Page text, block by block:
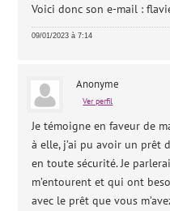
Voici donc son e-mail :
09/01/2023 à 7:14
Anonyme
Ver perfil
Je témoigne en faveur de
à elle, j’ai pu avoir un prêt
en toute sécurité. Je
m’entourent et qui ont
avec le prêt que vous